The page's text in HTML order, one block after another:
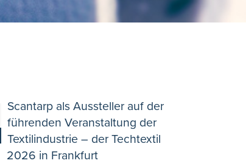
Scantarp als Aussteller auf der
führenden Veranstaltung der
Textilindustrie – der Techtextil
2026 in Frankfurt